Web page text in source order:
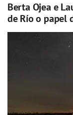
Berta Ojea e
de Río o papel